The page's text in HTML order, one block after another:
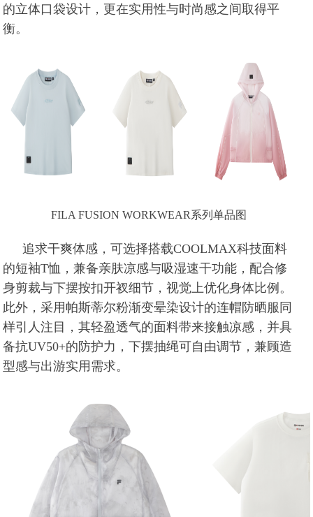
的立体口袋设计，更在实用性与时尚感之间取得平
衡。
FILA FUSION WORKWEAR系列单品图
追求干爽体感，可选择搭载COOLMAX科技面料
的短袖T恤，兼备亲肤凉感与吸湿速干功能，配合修
身剪裁与下摆按扣开衩细节，视觉上优化身体比例。
此外，采用帕斯蒂尔粉渐变晕染设计的连帽防晒服同
样引人注目，其轻盈透气的面料带来接触凉感，并具
备抗UV50+的防护力，下摆抽绳可自由调节，兼顾造
型感与出游实用需求。